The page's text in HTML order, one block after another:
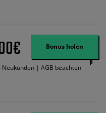
qualifizierende Einzahlung in
im gleichen Wert platzieren
und Ausnahmen. Der Bonus-
benutzt werden, jedoch
Weise.
Bonus holen
| AGB beachten